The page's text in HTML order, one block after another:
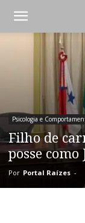
Psicologia e
Filho de
posse como
Por Portal Raízes -